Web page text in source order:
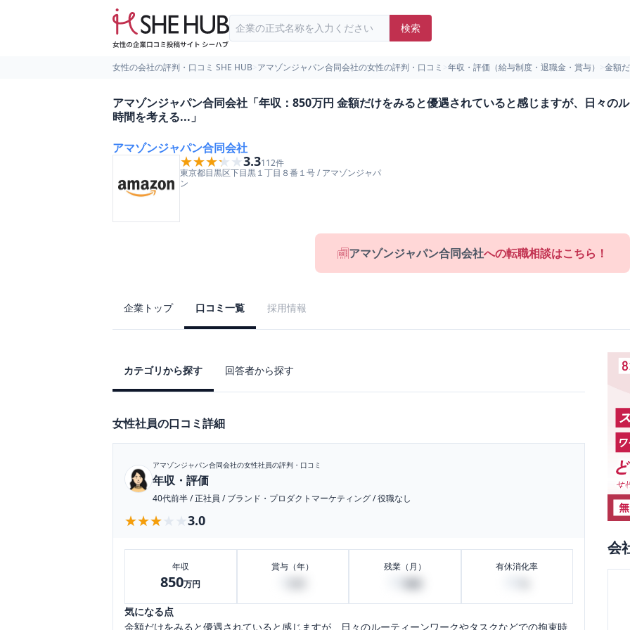
検索
女性の会社の評判・口コミ SHE HUB アマゾンジャパン合同会社の女性の評判・口コミ 年収・評価（給与制度・退職金・賞与） 金額
アマゾンジャパン合同会社「年収：850万円 金額だけをみると優遇されていると感じますが、日々の
時間を考える...」
アマゾンジャパン合同会社
★★★★★
★★★★★3.3112件
東京都目黒区下目黒１丁目８番１号/アマゾンジャパ
ン
アマゾンジャパン合同会社への転職相談はこちら！
企業トップ 口コミ一覧 採用情報
カテゴリから探す 回答者から探す
女性社員の口コミ詳細
アマゾンジャパン合同会社の女性社員の評判・口コミ
年収・評価
40代前半/正社員 /ブランド・プロダクトマーケティング/役職なし
★★★★★
★★★★★ 3.0
年収
850万円
賞与（年） 残業（月） 有休消化率
気になる点
金額だけをみると優遇されていると感じますが、日々のルーティーンワークやタスクなどでの拘束時
会